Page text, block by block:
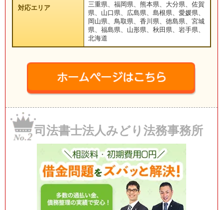
対応エリア
三重県、福岡県、熊本県、大分県、佐賀
県、山口県、広島県、島根県、愛媛県、
岡山県、鳥取県、香川県、徳島県、宮城
県、福島県、山形県、秋田県、岩手県、
北海道
司法書士法人みどり法務事務所